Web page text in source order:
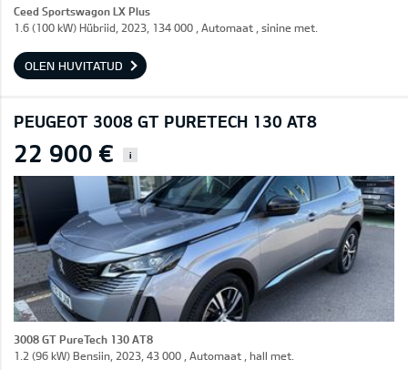
Ceed Sportswagon LX Plus
1.6 (100 kW) Hübriid, 2023, 134 000 , Automaat , sinine met.
OLEN HUVITATUD
PEUGEOT 3008 GT PURETECH 130 AT8
22 900 € i
3008 GT PureTech 130 AT8
1.2 (96 kW) Bensiin, 2023, 43 000 , Automaat , hall met.